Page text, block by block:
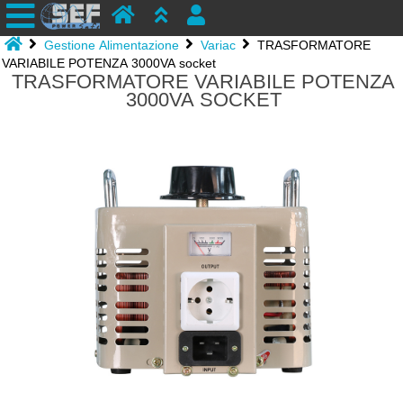
Gestione Alimentazione Variac
TRASFORMATORE
VARIABILE POTENZA 3000VA socket
TRASFORMATORE VARIABILE POTENZA
3000VA SOCKET